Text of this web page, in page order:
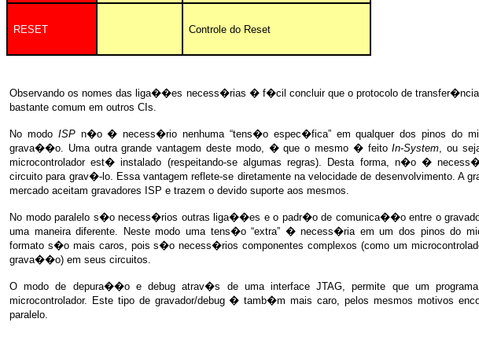
RESET Controle do Reset
Observando os nomes das liga��es necess�rias � f�cil concluir que o protocolo de transfer�ncia
bastante comum em outros CIs.
No modo ISP n�o � necess�rio nenhuma “tens�o espec�fica” em qualquer dos pinos do
grava��o. Uma outra grande vantagem deste modo, � que o mesmo � feitoIn-System, ou
microcontrolador est� instalado (respeitando-se algumas regras). Desta forma, n�o �
circuito para grav�-lo. Essa vantagem reflete-se diretamente na velocidade de desenvolvimento. A
mercado aceitam gravadores ISP e trazem o devido suporte aos mesmos.
No modo paralelo s�o necess�rios outras liga��es e o padr�o de comunica��o entre o
uma maneira diferente. Neste modo uma tens�o “extra” � necess�ria em um dos pinos do
formato s�o mais caros, pois s�o necess�rios componentes complexos (como um
grava��o) em seus circuitos.
O modo de depura��o e debug atrav�s de uma interface JTAG, permite que um programa
microcontrolador. Este tipo de gravador/debug � tamb�m mais caro, pelos mesmos motivos
paralelo.